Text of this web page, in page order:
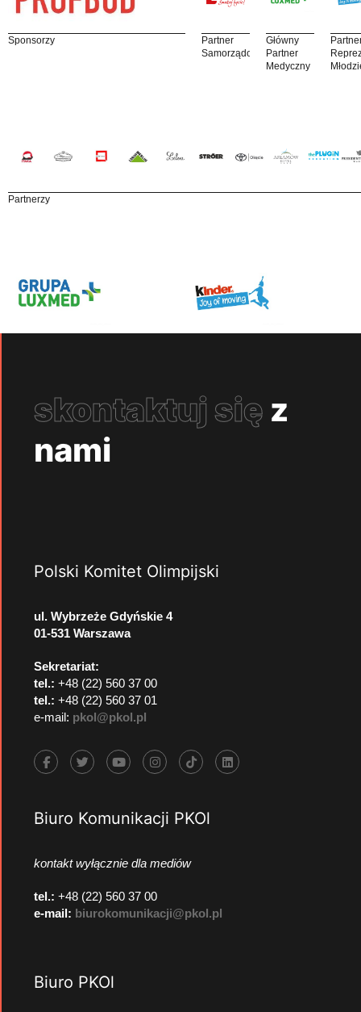
Sponsorzy
Partner
Samorządowy
Główny
Partner
Medyczny
Partnerzy
skontaktuj się z
nami
Polski Komitet Olimpijski
ul. Wybrzeże Gdyńskie 4
01-531 Warszawa
Sekretariat:
tel.: +48 (22) 560 37 00
tel.: +48 (22) 560 37 01
e-mail: pkol@pkol.pl
Biuro Komunikacji PKOl
kontakt wyłącznie dla mediów
tel.: +48 (22) 560 37 00
e-mail: biurokomunikacji@pkol.pl
Biuro PKOl